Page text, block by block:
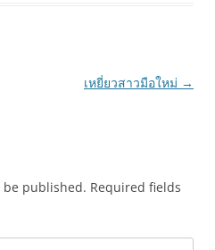
เหยี่ยวสาวมือใหม่ →
published. Required fields